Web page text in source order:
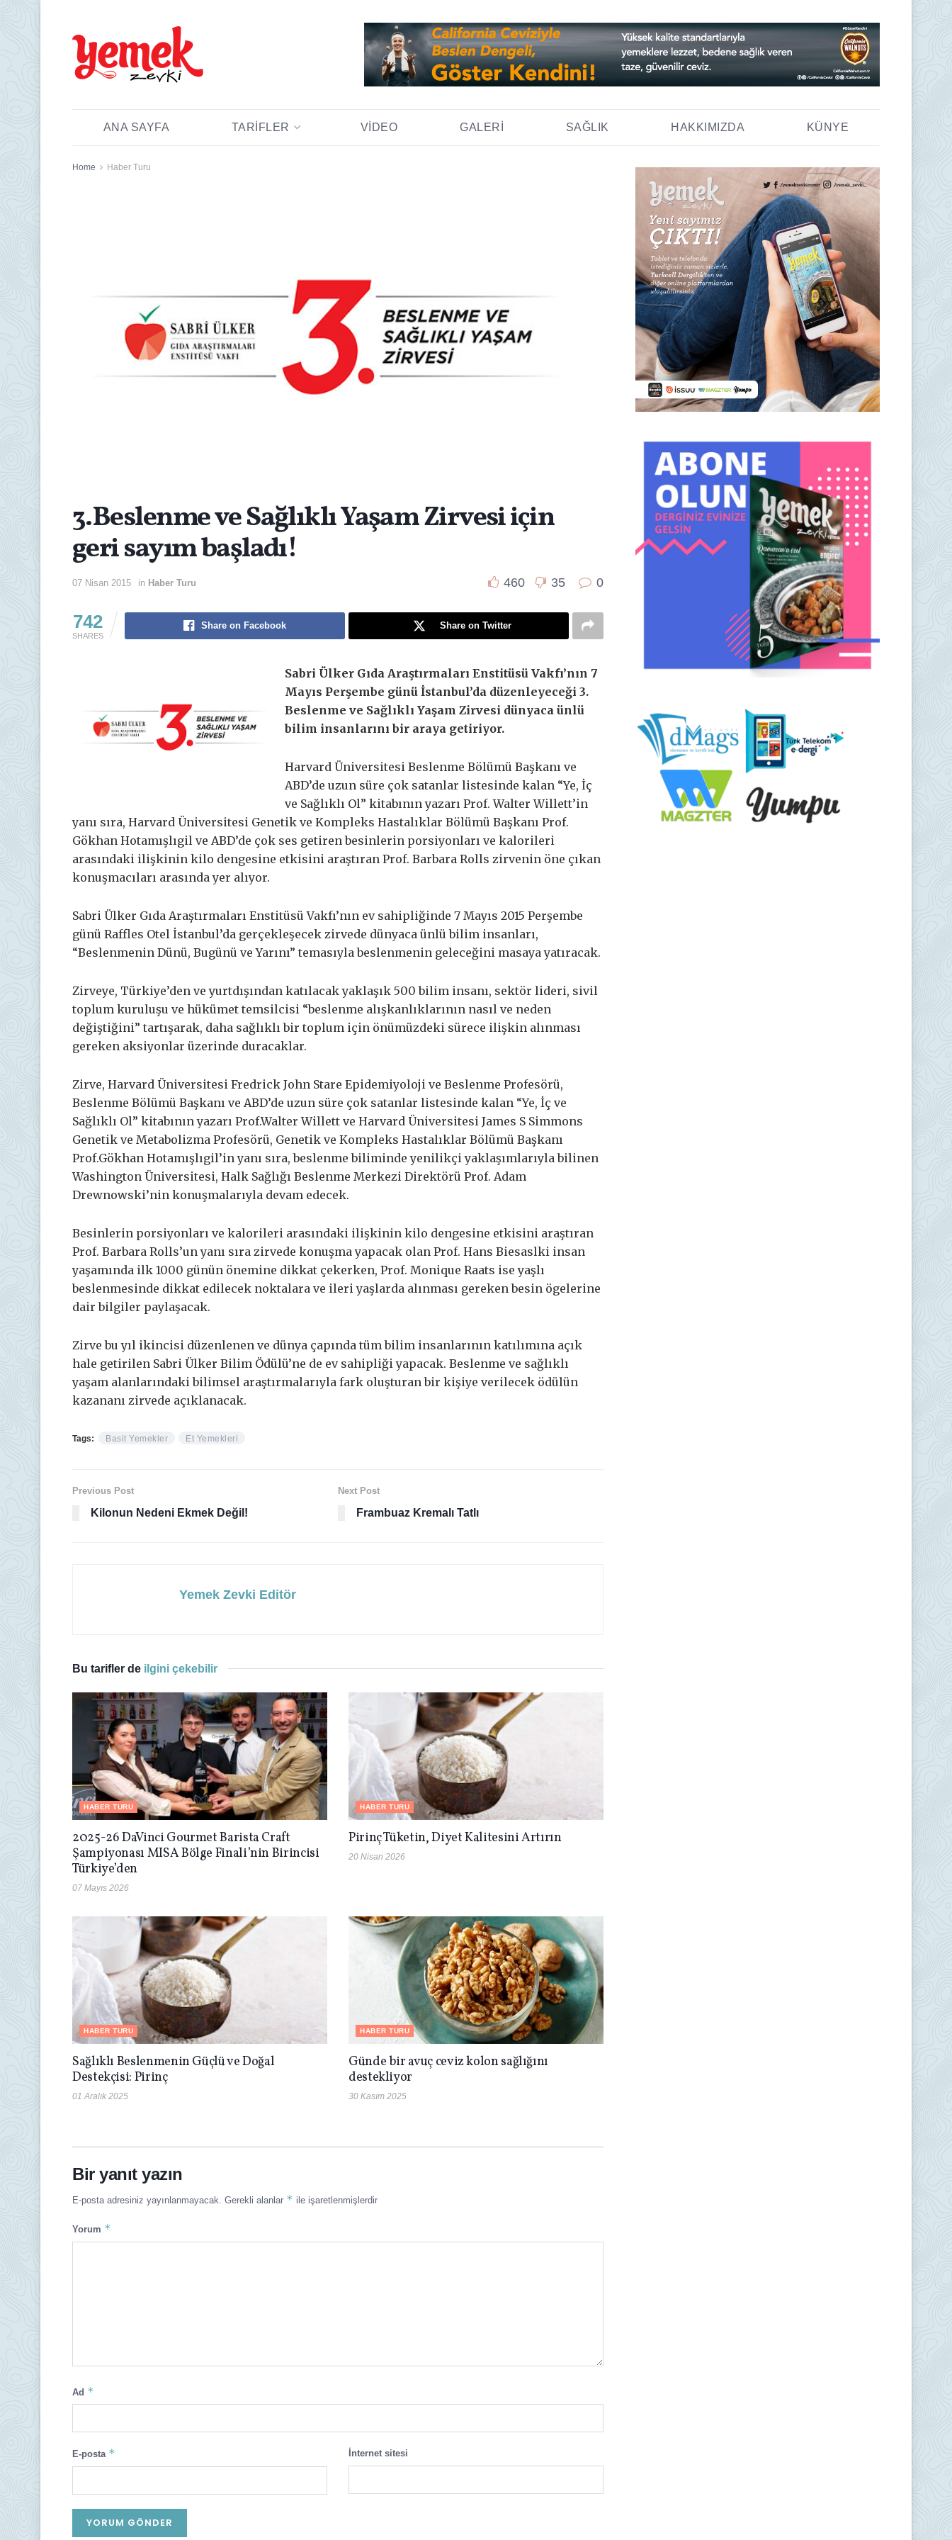
ANA SAYFA TARIFLER VIDEO GALERI SAĞLIK HAKKIMIZDA KÜNYE
Home Haber Turu
3.Beslenme ve Sağlıklı Yaşam Zirvesi için
geri sayım başladı!
07 Nisan 2015 in Haber Turu 460 35 0
742
SHARES
Share on Facebook Share on Twitter
Sabri Ülker Gıda Araştırmaları Enstitüsü Vakfı’nın 7
Mayıs Perşembe günü İstanbul’da düzenleyeceği 3.
Beslenme ve Sağlıklı Yaşam Zirvesi dünyaca ünlü
bilim insanlarını bir araya getiriyor.
Harvard Üniversitesi Beslenme Bölümü Başkanı ve
ABD’de uzun süre çok satanlar listesinde kalan “Ye, İç
ve Sağlıklı Ol” kitabının yazarı Prof. Walter Willett’in
yanı sıra, Harvard Üniversitesi Genetik ve Kompleks Hastalıklar Bölümü Başkanı Prof.
Gökhan Hotamışlıgil ve ABD’de çok ses getiren besinlerin porsiyonları ve kalorileri
arasındaki ilişkinin kilo dengesine etkisini araştıran Prof. Barbara Rolls zirvenin öne çıkan
konuşmacıları arasında yer alıyor.
Sabri Ülker Gıda Araştırmaları Enstitüsü Vakfı’nın ev sahipliğinde 7 Mayıs 2015 Perşembe
günü Raffles Otel İstanbul’da gerçekleşecek zirvede dünyaca ünlü bilim insanları,
“Beslenmenin Dünü, Bugünü ve Yarını” temasıyla beslenmenin geleceğini masaya yatıracak.
Zirveye, Türkiye’den ve yurtdışından katılacak yaklaşık 500 bilim insanı, sektör lideri, sivil
toplum kuruluşu ve hükümet temsilcisi “beslenme alışkanlıklarının nasıl ve neden
değiştiğini” tartışarak, daha sağlıklı bir toplum için önümüzdeki sürece ilişkin alınması
gereken aksiyonlar üzerinde duracaklar.
Zirve, Harvard Üniversitesi Fredrick John Stare Epidemiyoloji ve Beslenme Profesörü,
Beslenme Bölümü Başkanı ve ABD’de uzun süre çok satanlar listesinde kalan “Ye, İç ve
Sağlıklı Ol” kitabının yazarı Prof.Walter Willett ve Harvard Üniversitesi James S Simmons
Genetik ve Metabolizma Profesörü, Genetik ve Kompleks Hastalıklar Bölümü Başkanı
Prof.Gökhan Hotamışlıgil’in yanı sıra, beslenme biliminde yenilikçi yaklaşımlarıyla bilinen
Washington Üniversitesi, Halk Sağlığı Beslenme Merkezi Direktörü Prof. Adam
Drewnowski’nin konuşmalarıyla devam edecek.
Besinlerin porsiyonları ve kalorileri arasındaki ilişkinin kilo dengesine etkisini araştıran
Prof. Barbara Rolls’un yanı sıra zirvede konuşma yapacak olan Prof. Hans Biesaslki insan
yaşamında ilk 1000 günün önemine dikkat çekerken, Prof. Monique Raats ise yaşlı
beslenmesinde dikkat edilecek noktalara ve ileri yaşlarda alınması gereken besin ögelerine
dair bilgiler paylaşacak.
Zirve bu yıl ikincisi düzenlenen ve dünya çapında tüm bilim insanlarının katılımına açık
hale getirilen Sabri Ülker Bilim Ödülü’ne de ev sahipliği yapacak. Beslenme ve sağlıklı
yaşam alanlarındaki bilimsel araştırmalarıyla fark oluşturan bir kişiye verilecek ödülün
kazananı zirvede açıklanacak.
Tags: Basit Yemekler Et Yemekleri
Previous Post
Kilonun Nedeni Ekmek Değil!
Next Post
Frambuaz Kremalı Tatlı
Yemek Zevki Editör
Bu tarifler de ilgini çekebilir
HABER TURU
2025-26 DaVinci Gourmet Barista Craft
Şampiyonası MISA Bölge Finali’nin Birincisi
Türkiye’den
07 Mayıs 2026
HABER TURU
Pirinç Tüketin, Diyet Kalitesini Artırın
20 Nisan 2026
HABER TURU
Sağlıklı Beslenmenin Güçlü ve Doğal
Destekçisi: Pirinç
01 Aralık 2025
HABER TURU
Günde bir avuç ceviz kolon sağlığını
destekliyor
30 Kasım 2025
Bir yanıt yazın
E-posta adresiniz yayınlanmayacak. Gerekli alanlar * ile işaretlenmişlerdir
Yorum *
Ad *
E-posta * İnternet sitesi